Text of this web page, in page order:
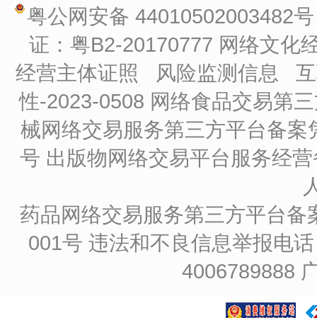
粤公网安备 44010502003482
证：粤B2-20170777 网络文化
经营主体证照
风险监测信息
性-2023-0508 网络食品交易第
械网络交易服务第三方平台备
号 出版物网络交易平台服务经
药品网络交易服务第三方平台
001号 违法和不良信息举报电
4006789888